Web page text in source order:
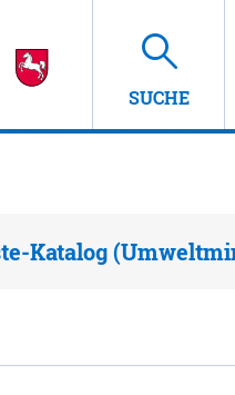
SUCHE
Katalog